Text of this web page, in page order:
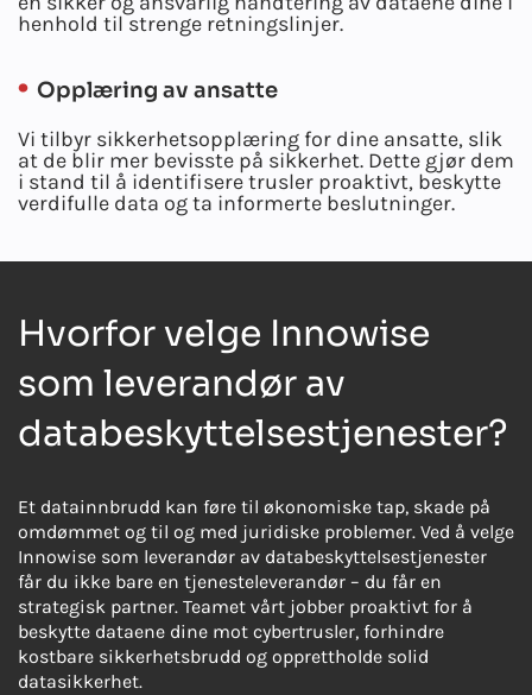
henhold til strenge retningslinjer.
Opplæring av ansatte
Vi tilbyr sikkerhetsopplæring for dine ansatte, slik
at de blir mer bevisste på sikkerhet. Dette gjør dem
i stand til å identifisere trusler proaktivt, beskytte
verdifulle data og ta informerte beslutninger.
Hvorfor velge Innowise
som leverandør av
databeskyttelsestjenester?
Et datainnbrudd kan føre til økonomiske tap, skade på
omdømmet og til og med juridiske problemer. Ved å velge
Innowise som leverandør av databeskyttelsestjenester
får du ikke bare en tjenesteleverandør – du får en
strategisk partner. Teamet vårt jobber proaktivt for å
beskytte dataene dine mot cybertrusler, forhindre
kostbare sikkerhetsbrudd og opprettholde solid
datasikkerhet.